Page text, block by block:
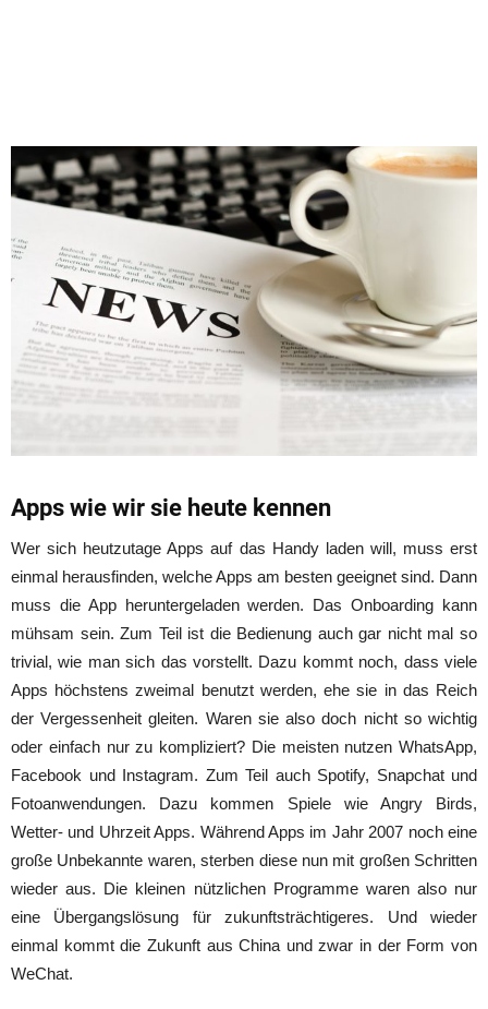
Apps wie wir sie heute kennen
Wer sich heutzutage Apps auf das Handy laden will, muss erst
einmal herausfinden, welche Apps am besten geeignet sind. Dann
muss die App heruntergeladen werden. Das Onboarding kann
mühsam sein. Zum Teil ist die Bedienung auch gar nicht mal so
trivial, wie man sich das vorstellt. Dazu kommt noch, dass viele
Apps höchstens zweimal benutzt werden, ehe sie in das Reich
der Vergessenheit gleiten. Waren sie also doch nicht so wichtig
oder einfach nur zu kompliziert? Die meisten nutzen WhatsApp,
Facebook und Instagram. Zum Teil auch Spotify, Snapchat und
Fotoanwendungen. Dazu kommen Spiele wie Angry Birds,
Wetter- und Uhrzeit Apps. Während Apps im Jahr 2007 noch eine
große Unbekannte waren, sterben diese nun mit großen Schritten
wieder aus. Die kleinen nützlichen Programme waren also nur
eine Übergangslösung für zukunftsträchtigeres. Und wieder
einmal kommt die Zukunft aus China und zwar in der Form von
WeChat.